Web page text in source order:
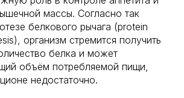
массы. Согласно так
белкового рычага (protein
организм стремится получить
белка и может
объём потребляемой пищи,
недостаточно.